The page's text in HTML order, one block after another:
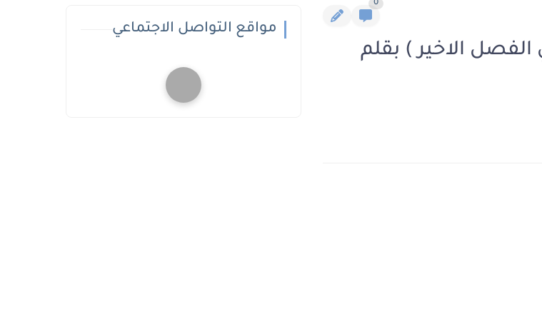
0
الاخير ) بقلم
مواقع التواصل الاجتماعي